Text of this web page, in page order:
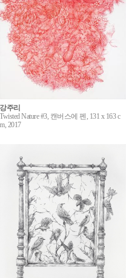
강주리
Twisted Nature #3, 캔버스에 펜, 131 x 163 c
m, 2017